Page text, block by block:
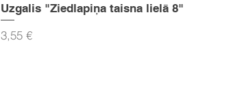
Uzgalis "Ziedlapiņa taisna lielā 8"
Cena
3,55 €